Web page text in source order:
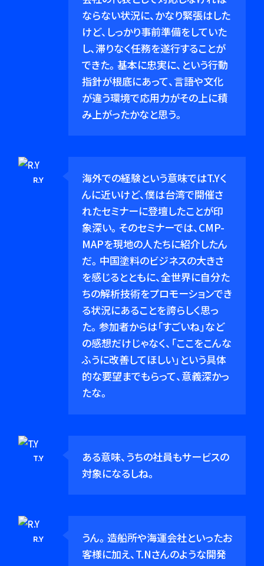
ならない状況に、かなり緊張はした
けど、しっかり事前準備をしていた
し、滞りなく任務を遂行することが
できた。基本に忠実に、という行動
指針が根底にあって、言語や文化
が違う環境で応用力がその上に積
み上がったかなと思う。
R.Y
海外での経験という意味ではT.Yく
んに近いけど、僕は台湾で開催さ
れたセミナーに登壇したことが印
象深い。そのセミナーでは、CMP-
MAPを現地の人たちに紹介したん
だ。中国塗料のビジネスの大きさ
を感じるとともに、全世界に自分た
ちの解析技術をプロモーションでき
る状況にあることを誇らしく思っ
た。参加者からは「すごいね」など
の感想だけじゃなく、「ここをこんな
ふうに改善してほしい」という具体
的な要望までもらって、意義深かっ
たな。
T.Y
ある意味、うちの社員もサービスの
対象になるしね。
R.Y
うん。造船所や海運会社といったお
客様に加え、T.Nさんのような開発